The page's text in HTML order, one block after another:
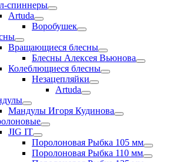
спиннеры
Artuda
Воробушек
Вращающиеся блесны
Блесны Алексея Вьюнова
Колеблющиеся блесны
Незацепляйки
Artuda
Мандулы Игоря Кудинова
JIG IT
Поролоновая Рыбка 105 мм
Поролоновая Рыбка 110 мм